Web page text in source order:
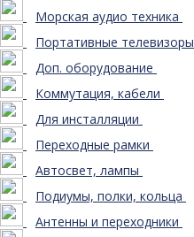
Морская аудио техника
Портативные телевизоры
Доп. оборудование
Коммутация, кабели
Для инсталляции
Переходные рамки
Автосвет, лампы
Подиумы, полки, кольца
Антенны и переходники